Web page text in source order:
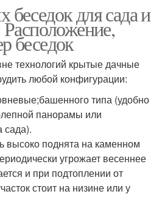
беседок для сада и
Расположение,
беседок
технологий крытые дачные
любой конфигурации:
типа (удобно
панорамы или
сада).
высоко поднята на каменном
угрожает весеннее
и при подтоплении от
стоит на низине или у